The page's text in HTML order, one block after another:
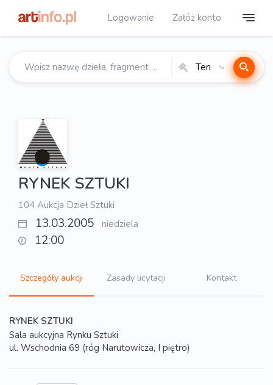
Logowanie Załóż konto
Ten
RYNEK SZTUKI
104 Aukcja Dzieł Sztuki
13.03.2005 niedziela
12:00
Szczegóły aukcji Zasady licytacji Kontakt
RYNEK SZTUKI
Sala aukcyjna Rynku Sztuki
ul. Wschodnia 69 (róg Narutowicza, I piętro)